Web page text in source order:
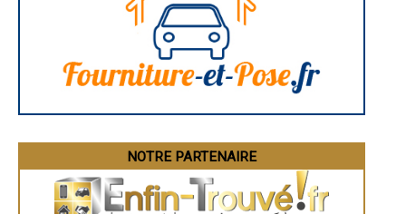
- Entreprise de carrelage / faïence à Châteauneuf
- Entreprise de carrelage / faïence à Saint-Bonnet-le-Château
- Entreprise de carrelage / faïence à Belmont-de-la-Loire
- Entreprise de carrelage / faïence à Regny
- Entreprise de carrelage / faïence à Chandon
- Entreprise de carrelage / faïence à Saint-Just-la-Pendue
- Entreprise de carrelage / faïence à Civens
- Entreprise de carrelage / faïence à Marlhes
- Entreprise de carrelage / faïence à Rozier-en-Donzy
- Entreprise de carrelage / faïence à Usson-en-Forez
- Entreprise de carrelage / faïence à Violay
NOTRE PARTENAIRE